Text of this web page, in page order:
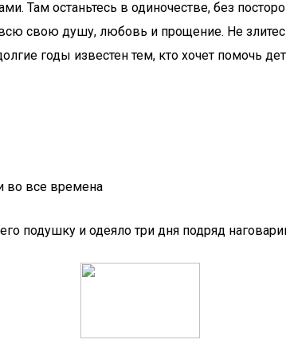
Там останьтесь в одиночестве, без
свою душу, любовь и прощение. Не
годы известен тем, кто хочет помочь
во все времена
подушку и одеяло три дня подряд